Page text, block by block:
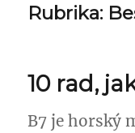
Rubrika:
10 rad,
B7 je horský